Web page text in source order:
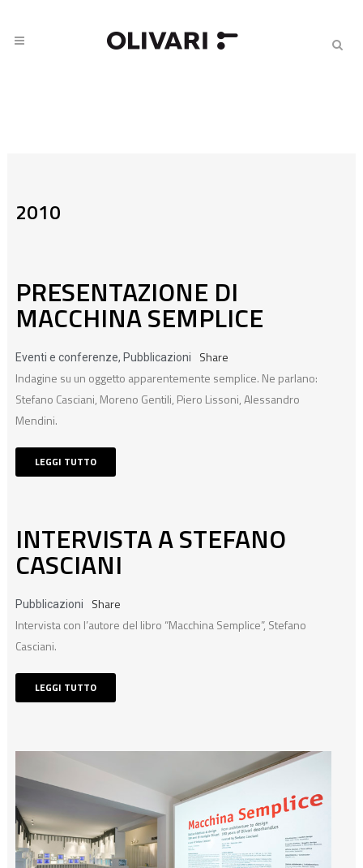
2010
PRESENTAZIONE DI
MACCHINA SEMPLICE
Eventi e conferenze, Pubblicazioni
Share
Indagine su un oggetto apparentemente semplice. Ne parlano:
Stefano Casciani, Moreno Gentili, Piero Lissoni, Alessandro
Mendini.
LEGGI TUTTO
INTERVISTA A STEFANO
CASCIANI
Pubblicazioni
Share
Intervista con l’autore del libro “Macchina Semplice”, Stefano
Casciani.
LEGGI TUTTO